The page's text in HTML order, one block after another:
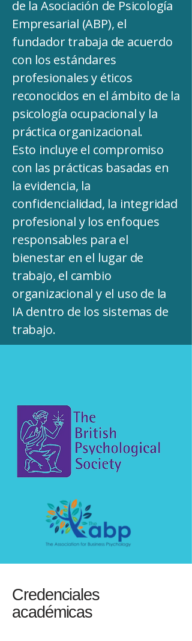
de la Asociación de Psicología
Empresarial (ABP), el
fundador trabaja de acuerdo
con los estándares
profesionales y éticos
reconocidos en el ámbito de la
psicología ocupacional y la
práctica organizacional.
Esto incluye el compromiso
con las prácticas basadas en
la evidencia, la
confidencialidad, la integridad
profesional y los enfoques
responsables para el
bienestar en el lugar de
trabajo, el cambio
organizacional y el uso de la
IA dentro de los sistemas de
trabajo.
Credenciales
académicas